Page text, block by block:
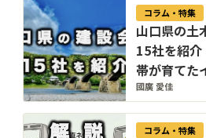
コラム・特集
山口県の土
15社を紹介
帯が育てた
國廣 愛佳
コラム・特集